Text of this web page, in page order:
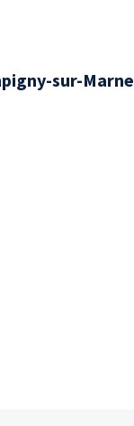
sur-Marne